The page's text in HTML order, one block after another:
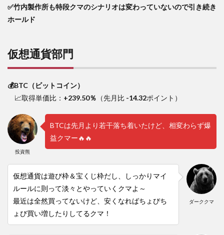
✅竹内製作所も特段クマのシナリオは変わっていないので引き続き
ホールド
仮想通貨部門
💰BTC（ビットコイン）
📈取得単価比： +239.50％ （先月比 -14.32ポイント）
投資熊
BTCは先月より若干落ち着いたけど、相変わらず爆
益クマー🔥🔥
ダーククマ
仮想通貨は遊び枠＆宝くじ枠だし、しっかりマイ
ルールに則って淡々とやっていくクマよ～
最近は全然買ってないけど、安くなればちょびち
ょび買い増したりしてるクマ！